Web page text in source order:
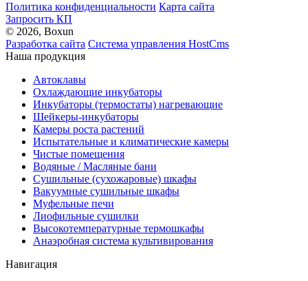
Политика конфиденциальности Карта сайта
Запросить КП
© 2026, Boxun
Разработка сайта Система управления HostCms
Наша продукция
Автоклавы
Охлаждающие инкубаторы
Инкубаторы (термостаты) нагревающие
Шейкеры-инкубаторы
Камеры роста растений
Испытательные и климатические камеры
Чистые помещения
Водяные / Масляные бани
Сушильные (сухожаровые) шкафы
Вакуумные сушильные шкафы
Муфельные печи
Лиофильные сушилки
Высокотемпературные термошкафы
Анаэробная система культивирования
Навигация